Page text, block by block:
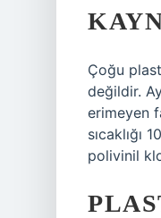
Çoğu
değildir.
erimeyen
sıcaklığı
polivinil